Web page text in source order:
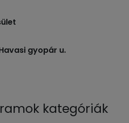
gyopár u.
kategóriák